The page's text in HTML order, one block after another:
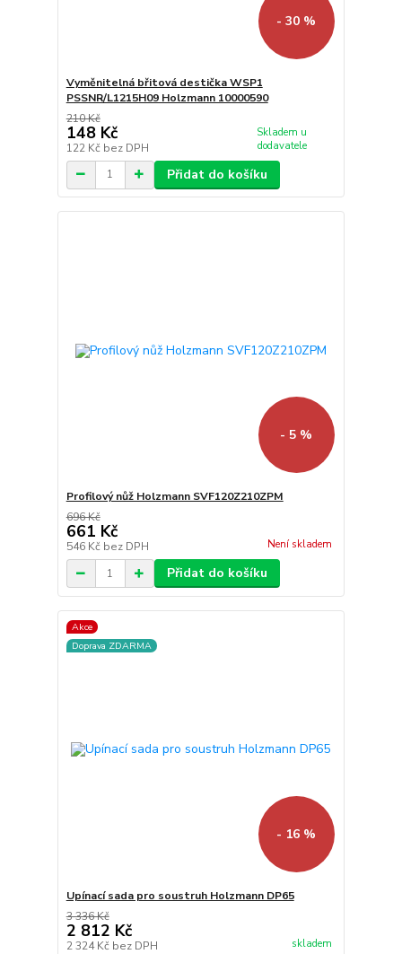
- 30 %
Vyměnitelná břitová destička WSP1
PSSNR/L1215H09 Holzmann 10000590
210 Kč
148 Kč
122 Kč bez DPH
Skladem u
dodavatele
Přidat do košíku
- 5 %
Profilový nůž Holzmann SVF120Z210ZPM
696 Kč
661 Kč
546 Kč bez DPH Není skladem
Přidat do košíku
Akce
Doprava ZDARMA
- 16 %
Upínací sada pro soustruh Holzmann DP65
3 336 Kč
2 812 Kč
2 324 Kč bez DPH skladem